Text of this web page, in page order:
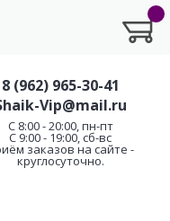
8 (962) 965-30-41
Vip@mail.ru
C 8:00 - 20:00, пн-пт
С 9:00 - 19:00, сб-вс
заказов на сайте -
круглосуточно.